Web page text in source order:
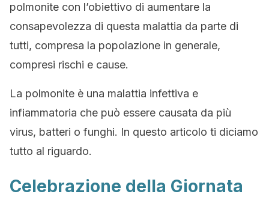
polmonite con l’obiettivo di aumentare la
consapevolezza di questa malattia da parte di
tutti, compresa la popolazione in generale,
compresi rischi e cause.
La polmonite è una malattia infettiva e
infiammatoria che può essere causata da più
virus, batteri o funghi. In questo articolo ti diciamo
tutto al riguardo.
Celebrazione della Giornata